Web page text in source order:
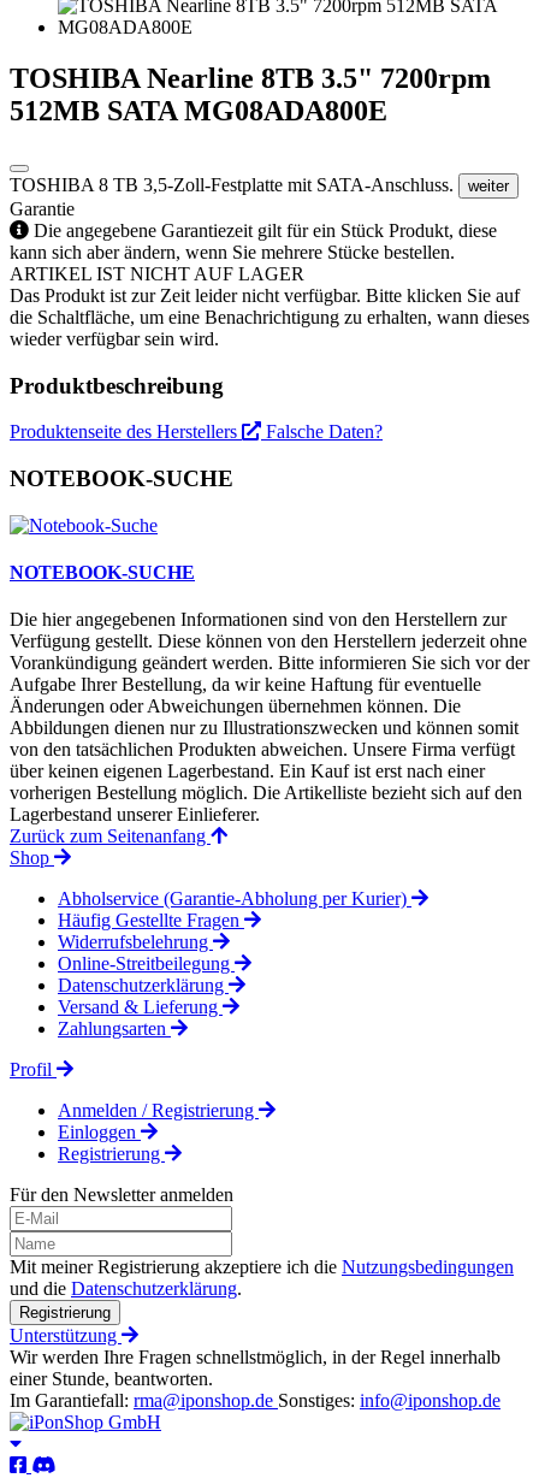
TOSHIBA Nearline 8TB 3.5" 7200rpm
512MB SATA MG08ADA800E
TOSHIBA 8 TB 3,5-Zoll-Festplatte mit SATA-Anschluss. weiter
Garantie
Die angegebene Garantiezeit gilt für ein Stück Produkt, diese
kann sich aber ändern, wenn Sie mehrere Stücke bestellen.
ARTIKEL IST NICHT AUF LAGER
Das Produkt ist zur Zeit leider nicht verfügbar. Bitte klicken Sie auf
die Schaltfläche, um eine Benachrichtigung zu erhalten, wann dieses
wieder verfügbar sein wird.
Produktbeschreibung
Produktenseite des Herstellers Falsche Daten?
NOTEBOOK-SUCHE
NOTEBOOK-SUCHE
Die hier angegebenen Informationen sind von den Herstellern zur
Verfügung gestellt. Diese können von den Herstellern jederzeit ohne
Vorankündigung geändert werden. Bitte informieren Sie sich vor der
Aufgabe Ihrer Bestellung, da wir keine Haftung für eventuelle
Änderungen oder Abweichungen übernehmen können. Die
Abbildungen dienen nur zu Illustrationszwecken und können somit
von den tatsächlichen Produkten abweichen. Unsere Firma verfügt
über keinen eigenen Lagerbestand. Ein Kauf ist erst nach einer
vorherigen Bestellung möglich. Die Artikelliste bezieht sich auf den
Lagerbestand unserer Einlieferer.
Zurück zum Seitenanfang
Shop
Abholservice (Garantie-Abholung per Kurier)
Häufig Gestellte Fragen
Widerrufsbelehrung
Online-Streitbeilegung
Datenschutzerklärung
Versand & Lieferung
Zahlungsarten
Profil
Anmelden / Registrierung
Einloggen
Registrierung
Für den Newsletter anmelden
Mit meiner Registrierung akzeptiere ich die Nutzungsbedingungen
und die Datenschutzerklärung.
Registrierung
Unterstützung
Wir werden Ihre Fragen schnellstmöglich, in der Regel innerhalb
einer Stunde, beantworten.
Im Garantiefall: rma@iponshop.de Sonstiges: info@iponshop.de